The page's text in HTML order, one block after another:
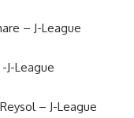
– J-League
J-League
– J-League